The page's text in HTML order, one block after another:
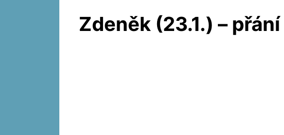
Zdeněk (23.1.) –